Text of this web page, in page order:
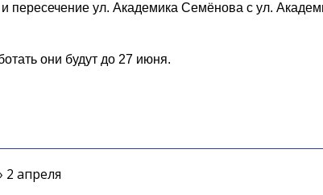
ул. Академика Семёнова с ул.
они будут до 27 июня.
апреля